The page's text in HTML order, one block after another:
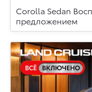
Corolla Sedan
предложением